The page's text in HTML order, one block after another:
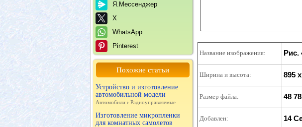
Я.Мессенджер
X
WhatsApp
Pinterest
Похожие статьи
Устройство и изготовление
автомобильной модели
Автомобили › Радиоуправляемые
Изготовление микропленки
для комнатных самолетов
Название изображения: Рис.
Ширина и высота: 895
Размер файла: 48
Добавлен: 14